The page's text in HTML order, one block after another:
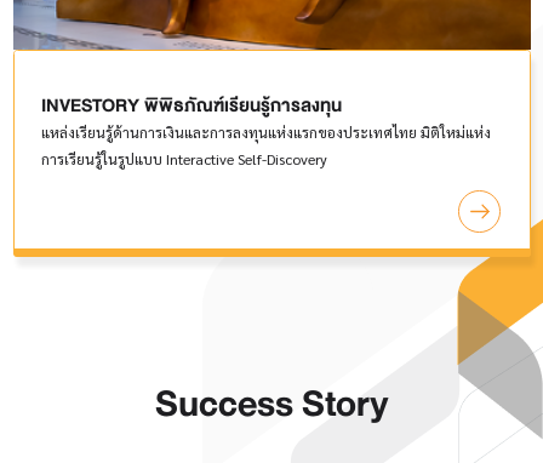
INVESTORY พิพิธภัณฑ์เรียนรู้การลงทุน
แหล่งเรียนรู้ด้านการเงินและการลงทุนแห่งแรกของประเทศไทย มิติใหม่แห่ง
การเรียนรู้ในรูปแบบ Interactive Self-Discovery
Success Story